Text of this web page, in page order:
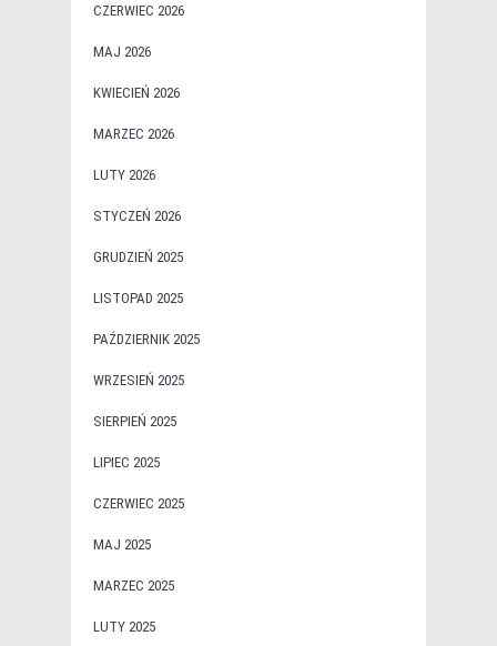
CZERWIEC 2026
MAJ 2026
KWIECIEŃ 2026
MARZEC 2026
LUTY 2026
STYCZEŃ 2026
GRUDZIEŃ 2025
LISTOPAD 2025
PAŹDZIERNIK 2025
WRZESIEŃ 2025
SIERPIEŃ 2025
LIPIEC 2025
CZERWIEC 2025
MAJ 2025
MARZEC 2025
LUTY 2025